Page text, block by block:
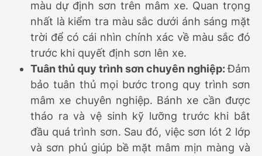
màu dự định sơn trên mâm xe. Quan trọng
nhất là kiểm tra màu sắc dưới ánh sáng mặt
trời để có cái nhìn chính xác về màu sắc đó
trước khi quyết định sơn lên xe.
Tuân thủ quy trình sơn chuyên nghiệp:Đảm
bảo tuân thủ mọi bước trong quy trình sơn
mâm xe chuyên nghiệp. Bánh xe cần được
tháo ra và vệ sinh kỹ lưỡng trước khi bắt
đầu quá trình sơn. Sau đó, việc sơn lót 2 lớp
và sơn phủ giúp bề mặt mâm mịn màng và